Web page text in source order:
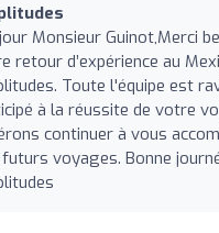
Monsieur Guinot,Merci
retour d’expérience au
Toute l'équipe est
à la réussite de votre
continuer à vous
voyages. Bonne